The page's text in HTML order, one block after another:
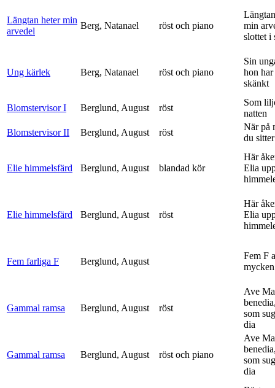
Längtan heter min
arvedel
Berg, Natanael röst och piano
min
slottet i
Ung kärlek Berg, Natanael röst och piano
Sin
hon
skänkt
Blomstervisor I Berglund, August röst
Som
natten
Blomstervisor II
Berglund, August röst
När på
du sitter
Elie himmelsfärd Berglund, August blandad kör
Här
Elia
Elie himmelsfärd Berglund, August röst
Här
Elia
Fem farliga F Berglund, August
Fem F
Gammal ramsa Berglund, August röst
Ave
som
dia
Gammal ramsa Berglund, August röst och piano
Ave
som
dia